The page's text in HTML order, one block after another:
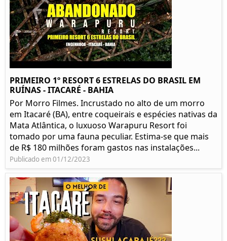
PRIMEIRO 1º RESORT 6 ESTRELAS DO BRASIL EM
RUÍNAS - ITACARÉ - BAHIA
Por Morro Filmes. Incrustado no alto de um morro
em Itacaré (BA), entre coqueirais e espécies nativas da
Mata Atlântica, o luxuoso Warapuru Resort foi
tomado por uma fauna peculiar. Estima-se que mais
de R$ 180 milhões foram gastos nas instalações...
Publicado em 01/12/2023